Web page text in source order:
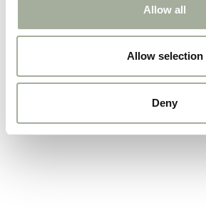
Allow all
Allow selection
Deny
Met de H-Standaard Hamerslag
van Boon geef je jouw hond een
eetervaring en verbeter je